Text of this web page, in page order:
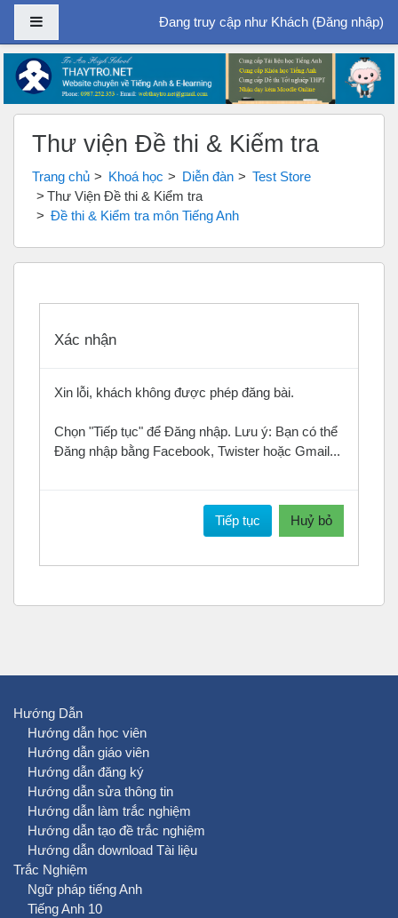
Chuyển tới nội dung chính
Bảng điều khiển cạnhĐang truy cập như Khách (Đăng nhập)
Thư viện Đề thi & Kiểm tra
Trang chủ Khoá học Diễn đàn
Test Store
Thư Viện Đề thi & Kiểm tra
Đề thi & Kiểm tra môn Tiếng Anh
Xác nhận
Xin lỗi, khách không được phép đăng bài.
Chọn "Tiếp tục" để Đăng nhập. Lưu ý: Bạn có thể
Đăng nhập bằng Facebook, Twister hoặc Gmail...
Tiếp tục Huỷ bỏ
Hướng Dẫn
Hướng dẫn học viên
Hướng dẫn giáo viên
Hướng dẫn đăng ký
Hướng dẫn sửa thông tin
Hướng dẫn làm trắc nghiệm
Hướng dẫn tạo đề trắc nghiệm
Hướng dẫn download Tài liệu
Trắc Nghiệm
Ngữ pháp tiếng Anh
Tiếng Anh 10